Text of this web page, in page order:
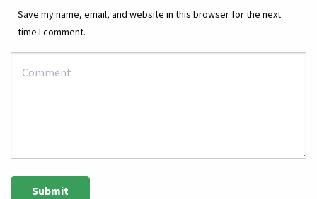
Save my name, email, and website in this browser for the next
time I comment.